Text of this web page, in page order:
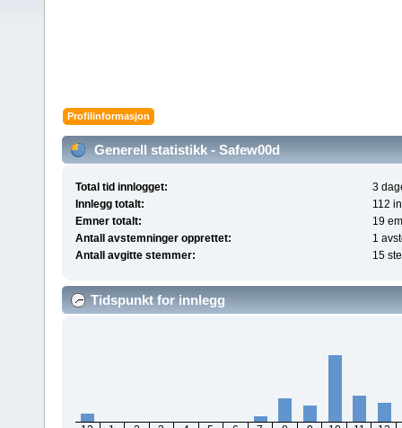
Profilinformasjon
Generell statistikk - Safew00d
Total tid innlogget:
3
Innlegg totalt:
112
Emner totalt:
19
Antall avstemninger opprettet:
1
Antall avgitte stemmer:
15
Tidspunkt for innlegg